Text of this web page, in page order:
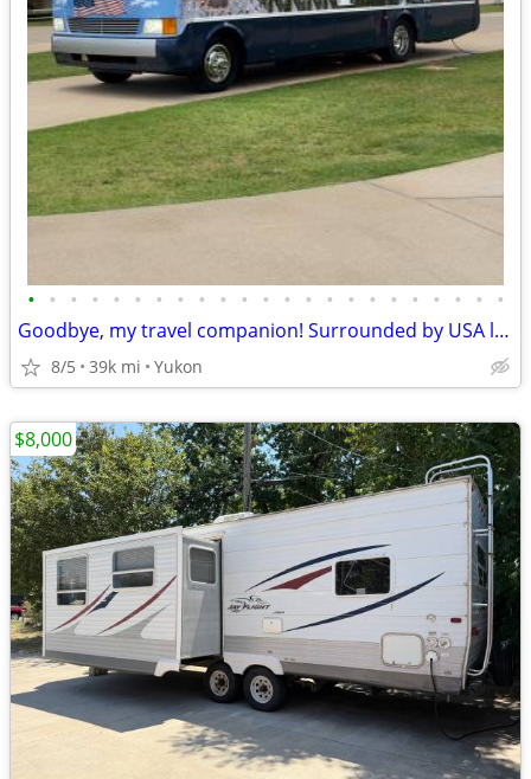
• • • • • • • • • • • • • • • • • • • • • • •
Goodbye, my travel companion! Surrounded by USA landscapes
8/5 39k mi Yukon
$8,000